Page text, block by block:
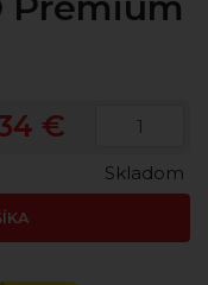
€
Skladom